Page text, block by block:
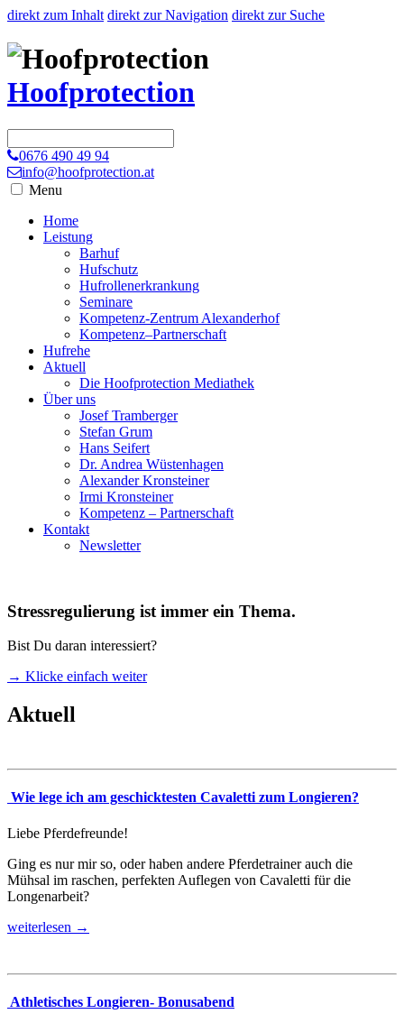
direkt zum Inhalt direkt zur Navigation direkt zur Suche
Hoofprotection
0676 490 49 94
info@hoofprotection.at
Menu
Home
Leistung
Barhuf
Hufschutz
Hufrollenerkrankung
Seminare
Kompetenz-Zentrum Alexanderhof
Kompetenz–Partnerschaft
Hufrehe
Aktuell
Die Hoofprotection Mediathek
Über uns
Josef Tramberger
Stefan Grum
Hans Seifert
Dr. Andrea Wüstenhagen
Alexander Kronsteiner
Irmi Kronsteiner
Kompetenz – Partnerschaft
Kontakt
Newsletter
Stressregulierung ist immer ein Thema.
Bist Du daran interessiert?
→ Klicke einfach weiter
Aktuell
Wie lege ich am geschicktesten Cavaletti zum Longieren?
Liebe Pferdefreunde!
Ging es nur mir so, oder haben andere Pferdetrainer auch die
Mühsal im raschen, perfekten Auflegen von Cavaletti für die
Longenarbeit?
weiterlesen →
Athletisches Longieren- Bonusabend